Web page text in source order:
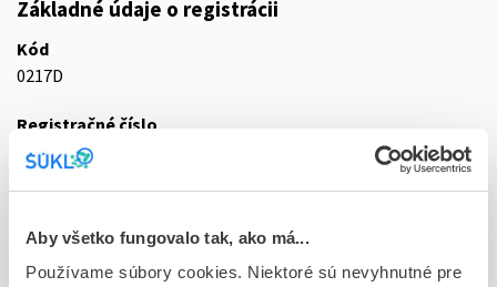
Aby všetko fungovalo tak, ako má...
Používame súbory cookies. Niektoré sú nevyhnutné pre
Základné údaje o registrácii
Kód
0217D
Registračné číslo
68/0005/19-S
tbl plg 60x400 mg (blis.OPA/Al/PVC/Al)
Stav